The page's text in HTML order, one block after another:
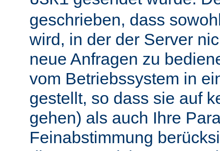
geschrieben, dass
wird, in der der Server
neue Anfragen zu
vom Betriebssystem in
gestellt, so dass sie auf
gehen) als auch Ihre
Feinabstimmung